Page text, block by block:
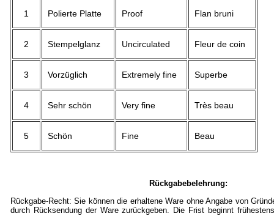
1 Polierte Platte Proof Flan bruni
2 Stempelglanz Uncirculated Fleur de coin
3 Vorzüglich Extremely fine Superbe
4 Sehr schön Very fine Très beau
5 Schön Fine Beau
Rückgabebelehrung:
Rückgabe-Recht: Sie können die erhaltene Ware ohne Angabe von
durch Rücksendung der Ware zurückgeben. Die Frist beginnt